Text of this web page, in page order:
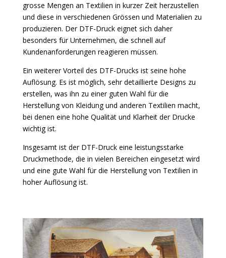
grosse Mengen an Textilien in kurzer Zeit herzustellen
und diese in verschiedenen Grössen und Materialien zu
produzieren. Der DTF-Druck eignet sich daher
besonders für Unternehmen, die schnell auf
Kundenanforderungen reagieren müssen.
Ein weiterer Vorteil des DTF-Drucks ist seine hohe
Auflösung. Es ist möglich, sehr detaillierte Designs zu
erstellen, was ihn zu einer guten Wahl für die
Herstellung von Kleidung und anderen Textilien macht,
bei denen eine hohe Qualität und Klarheit der Drucke
wichtig ist.
Insgesamt ist der DTF-Druck eine leistungsstarke
Druckmethode, die in vielen Bereichen eingesetzt wird
und eine gute Wahl für die Herstellung von Textilien in
hoher Auflösung ist.